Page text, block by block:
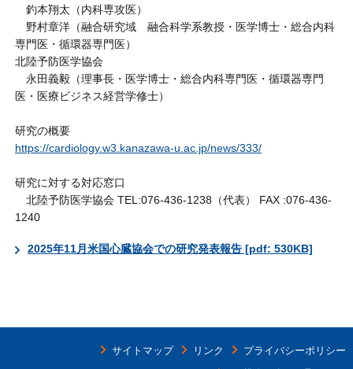
釣本翔太（内科専攻医）
野村章洋（融合研究域 融合科学系教授・医学博士・総合内科
専門医・循環器専門医）
北陸予防医学協会
永田義毅（理事長・医学博士・総合内科専門医・循環器専門
医・医療ビジネス経営学修士）
研究の概要
https://cardiology.w3.kanazawa-u.ac.jp/news/333/
研究に対する対応窓口
北陸予防医学協会 TEL:076-436-1238（代表） FAX :076-436-
1240
2025年11月米国心臓協会での研究発表報告 [pdf: 530KB]
サイトマップ リンク
プライバシーポリシー